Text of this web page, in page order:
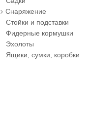
Снаряжение
Стойки и подставки
Фидерные кормушки
Эхолоты
Ящики, сумки, коробки